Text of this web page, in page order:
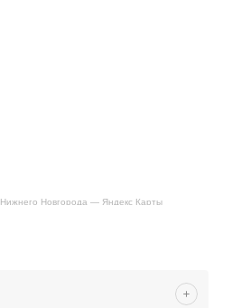
Нижнего Новгорода — Яндекс Карты